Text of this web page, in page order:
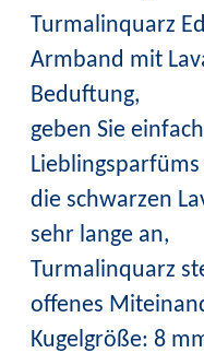
Turmalinquarz
Armband mit
Beduftung,
geben Sie
die schwarzen
sehr lange an,
Turmalinquarz
offenes
Kugelgröße: 8